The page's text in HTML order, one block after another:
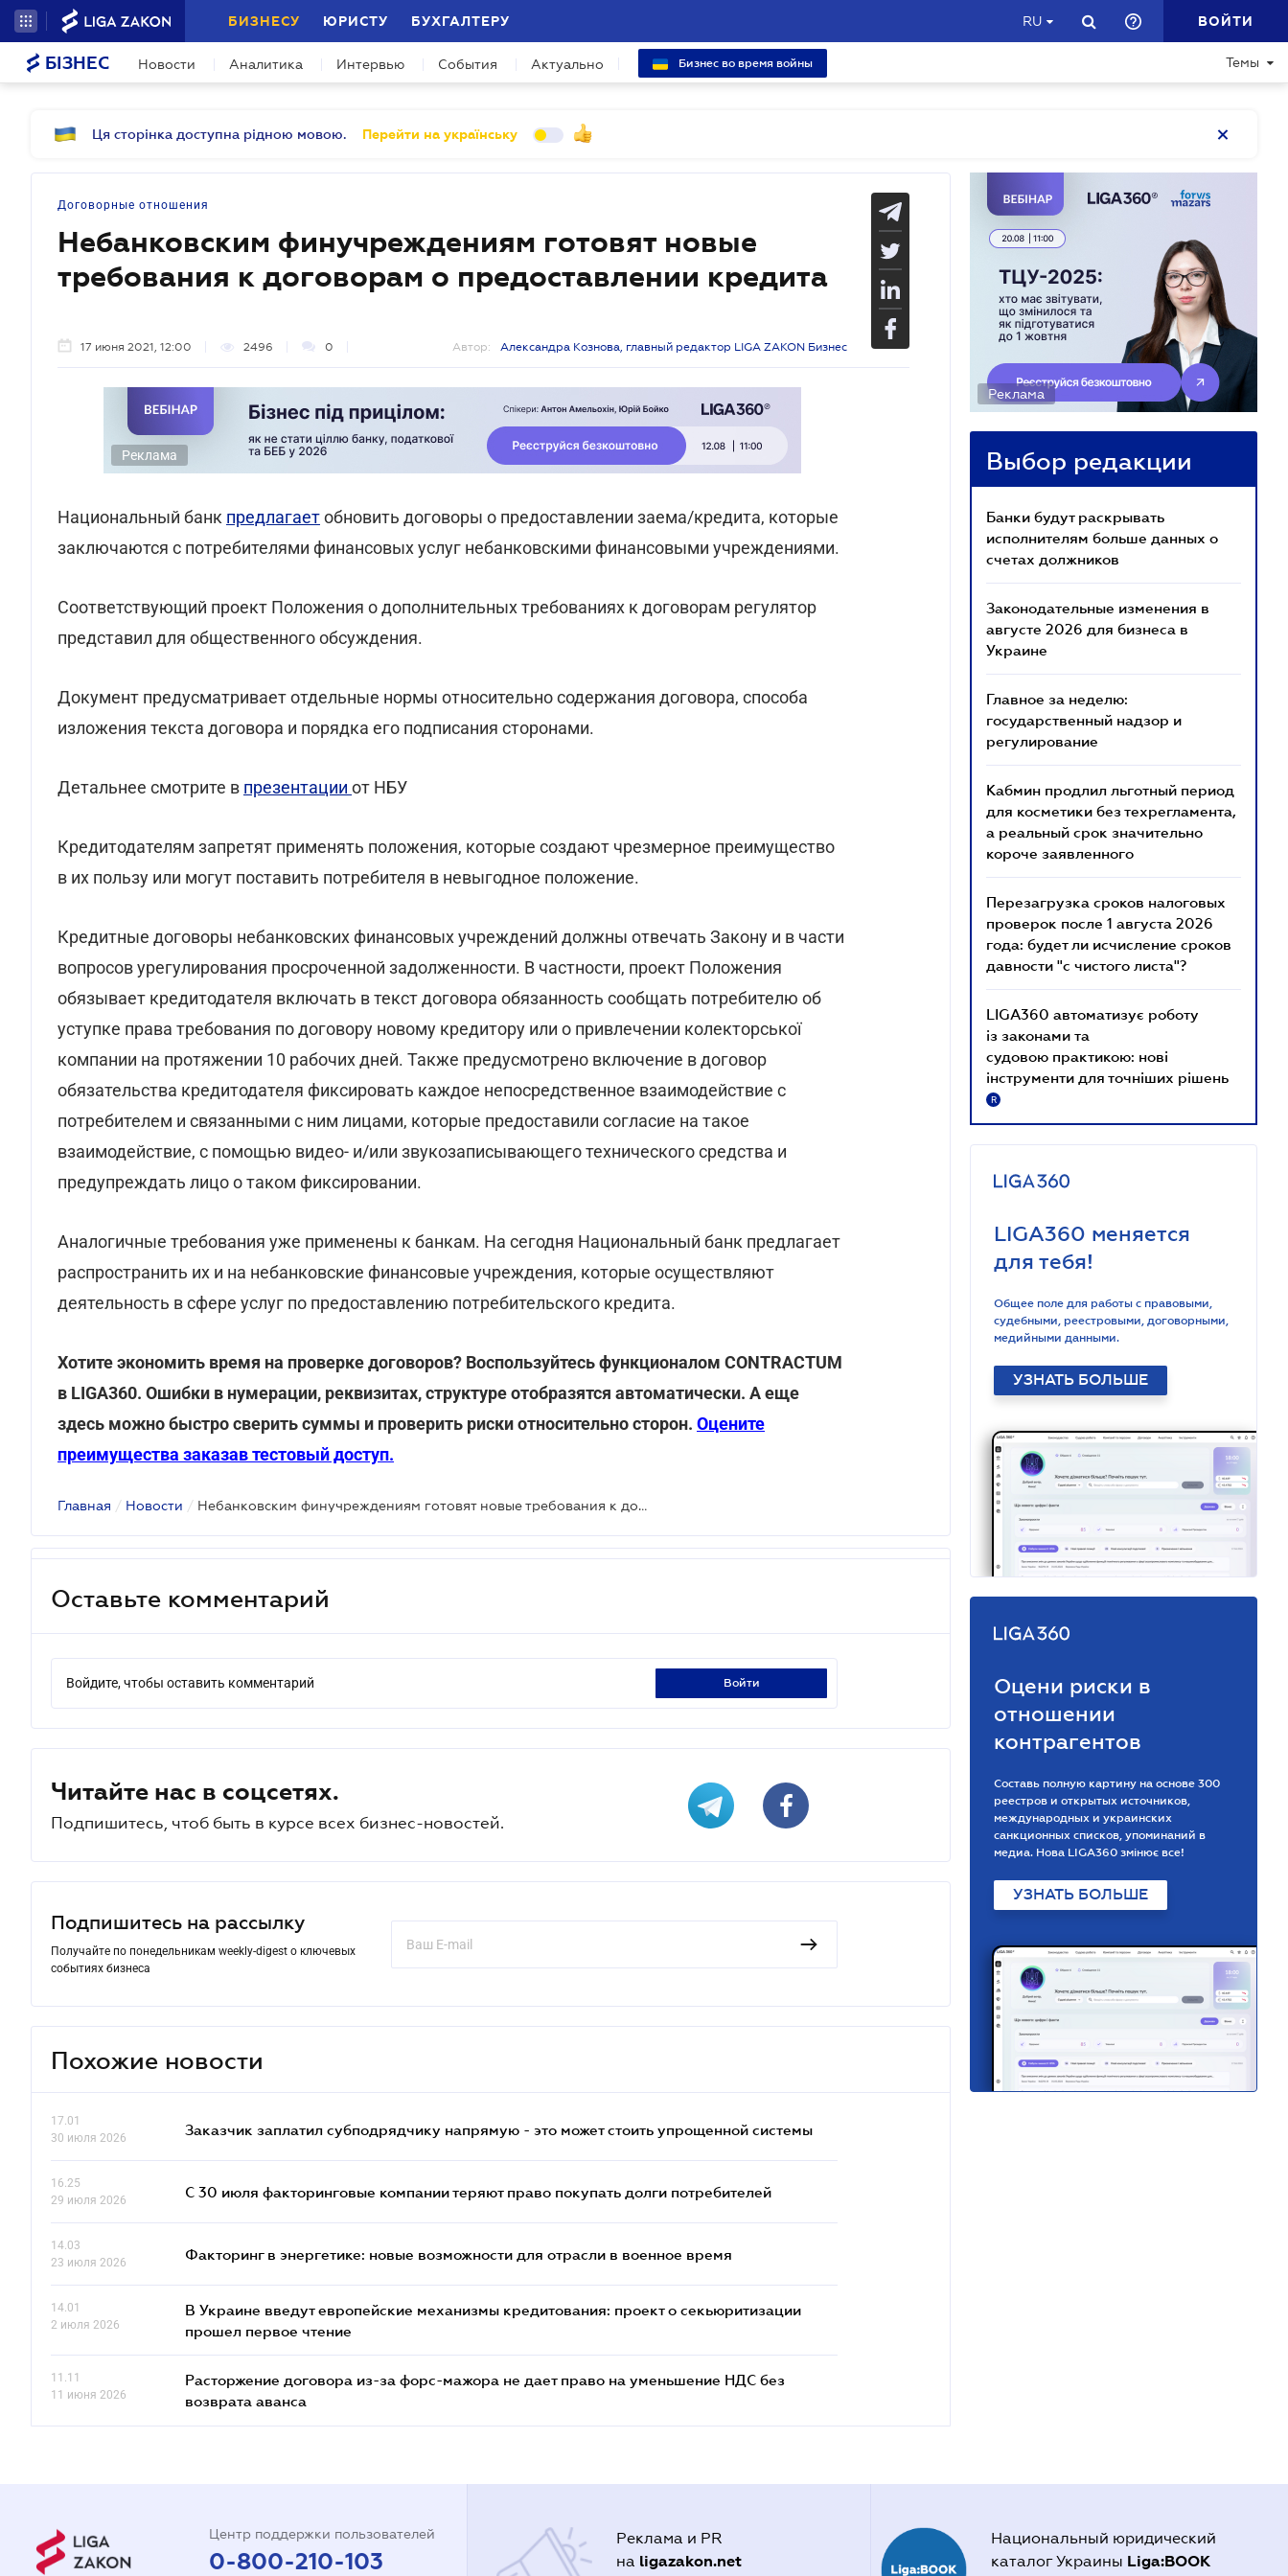
БИЗНЕСУ ЮРИСТУ БУХГАЛТЕРУ RU ВОЙТИ
БІЗНЕС Новости Аналитика Интервью События Актуально Бизнес во время войны Темы
Ця сторінка доступна рідною мовою. Перейти на українську
Договорные отношения
Небанковским финучреждениям готовят новые
требования к договорам о предоставлении кредита
17 июня 2021, 12:00 2496 0 Автор: Александра Кознова, главный редактор LIGA ZAKON Бизнес
Реклама
Национальный банк предлагаетобновить договоры о предоставлении заема/кредита, которые
заключаются с потребителями финансовых услуг небанковскими финансовыми учреждениями.
Соответствующий проект Положения о дополнительных требованиях к договорам регулятор
представил для общественного обсуждения.
Документ предусматривает отдельные нормы относительно содержания договора, способа
изложения текста договора и порядка его подписания сторонами.
Детальнее смотрите в презентации от НБУ
Кредитодателям запретят применять положения, которые создают чрезмерное преимущество
в их пользу или могут поставить потребителя в невыгодное положение.
Кредитные договоры небанковских финансовых учреждений должны отвечать Закону и в части
вопросов урегулирования просроченной задолженности. В частности, проект Положения
обязывает кредитодателя включать в текст договора обязанность сообщать потребителю об
уступке права требования по договору новому кредитору или о привлечении колекторської
компании на протяжении 10 рабочих дней. Также предусмотрено включение в договор
обязательства кредитодателя фиксировать каждое непосредственное взаимодействие с
потребителем и связанными с ним лицами, которые предоставили согласие на такое
взаимодействие, с помощью видео- и/или звукозаписывающего технического средства и
предупреждать лицо о таком фиксировании.
Аналогичные требования уже применены к банкам. На сегодня Национальный банк предлагает
распространить их и на небанковские финансовые учреждения, которые осуществляют
деятельность в сфере услуг по предоставлению потребительского кредита.
Хотите экономить время на проверке договоров? Воспользуйтесь функционалом CONTRACTUM
в LIGA360. Ошибки в нумерации, реквизитах, структуре отобразятся автоматически. А еще
здесь можно быстро сверить суммы и проверить риски относительно сторон. Оцените
преимущества заказав тестовый доступ.
Главная / Новости / Небанковским финучреждениям готовят новые требования к договорам о предоставлении кредита
Оставьте комментарий
Войдите, чтобы оставить комментарий войти
Читайте нас в соцсетях.
Подпишитесь, чтоб быть в курсе всех бизнес-новостей.
Подпишитесь на рассылку
Получайте по понедельникам weekly-digest о ключевых
событиях бизнеса
Похожие новости
17.01
30 июля 2026
Заказчик заплатил субподрядчику напрямую - это может стоить упрощенной системы
16.25
29 июля 2026
С 30 июля факторинговые компании теряют право покупать долги потребителей
14.03
23 июля 2026
Факторинг в энергетике: новые возможности для отрасли в военное время
14.01
2 июля 2026
В Украине введут европейские механизмы кредитования: проект о секьюритизации
прошел первое чтение
11.11
11 июня 2026
Расторжение договора из-за форс-мажора не дает право на уменьшение НДС без
возврата аванса
Реклама
Выбор редакции
Банки будут раскрывать
исполнителям больше данных о
счетах должников
Законодательные изменения в
августе 2026 для бизнеса в
Украине
Главное за неделю:
государственный надзор и
регулирование
Кабмин продлил льготный период
для косметики без техрегламента,
а реальный срок значительно
короче заявленного
Перезагрузка сроков налоговых
проверок после 1 августа 2026
года: будет ли исчисление сроков
давности "с чистого листа"?
LIGA360 автоматизує роботу
із законами та
судовою практикою: нові
інструменти для точніших рішень
R
LIGA360 меняется
для тебя!
Общее поле для работы с правовыми,
судебными, реестровыми, договорными,
медийными данными.
УЗНАТЬ БОЛЬШЕ
Оцени риски в
отношении
контрагентов
Составь полную картину на основе 300
реестров и открытых источников,
международных и украинских
санкционных списков, упоминаний в
медиа. Нова LIGA360 змінює все!
УЗНАТЬ БОЛЬШЕ
Центр поддержки пользователей
0-800-210-103
Реклама и PR
на ligazakon.net
Национальный юридический
каталог Украины Liga:BOOK